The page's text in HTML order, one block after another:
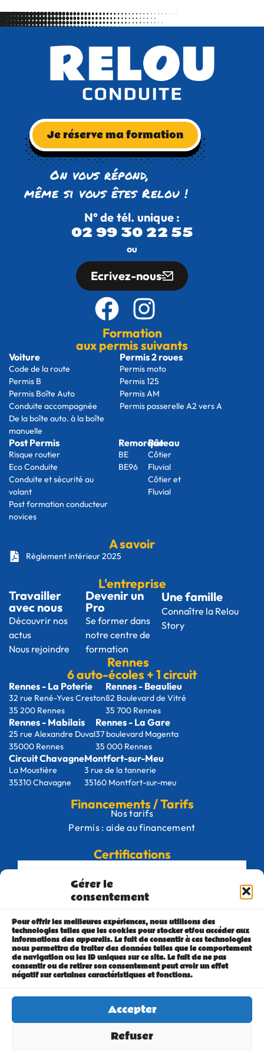
Gérer le
consentement
Pour offrir les meilleures expériences, nous utilisons des
technologies telles que les cookies pour stocker et/ou accéder aux
informations des appareils. Le fait de consentir à ces technologies
nous permettra de traiter des données telles que le comportement
de navigation ou les ID uniques sur ce site. Le fait de ne pas
consentir ou de retirer son consentement peut avoir un effet
négatif sur certaines caractéristiques et fonctions.
Accepter
Refuser
Rennes
6 auto-écoles + 1 circuit
Rennes - La Poterie
32 rue René-Yves Creston
35 200 Rennes
Rennes - Beaulieu
82 Boulevard de Vitré
35 700 Rennes
Rennes - Mabilais
25 rue Alexandre Duval
35000 Rennes
Rennes - La Gare
37 boulevard Magenta
35 000 Rennes
Circuit Chavagne
La Moustière
35310 Chavagne
Montfort-sur-Meu
3 rue de la tannerie
35160 Montfort-sur-meu
Financements / Tarifs
Nos tarifs
Permis : aide au financement
Certifications
Formation
aux permis suivants
Voiture
Code de la route
Permis B
Permis Boîte Auto
Conduite accompagnée
De la boîte auto. à la boîte
manuelle
Permis 2 roues
Permis moto
Permis 125
Permis AM
Permis passerelle A2 vers A
Post Permis
Risque routier
Eco Conduite
Conduite et sécurité au
volant
Post formation conducteur
novices
Remorque
BE
BE96
Bâteau
Côtier
Fluvial
Côtier et
Fluvial
A savoir
Règlement intérieur 2025
L'entreprise
Travailler
avec nous
Découvrir nos
actus
Nous rejoindre
Devenir un
Pro
Se former dans
notre centre de
formation
Une famille
Connaître la Relou
Story
Je réserve ma formation
On vous répond,
même si vous êtes Relou !
N° de tél. unique :
02 99 30 22 55
ou
Ecrivez-nous